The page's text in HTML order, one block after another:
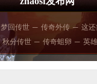
梦回传世 ─ 传奇外传 ─ 这
秋分传世 ─ 传奇蛆卵 ─ 英